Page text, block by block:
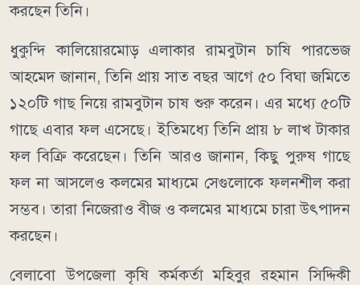
করছেন তিনি।
ধুকুন্দি কালিয়ােরমোড় এলাকার রামবুটান চাষি পারভেজ
আহমেদ জানান, তিনি প্রায় সাত বছর আগে ৫০ বিঘা জমিতে
১২০টি গাছ নিয়ে রামবুটান চাষ শুরু করেন। এর মধ্যে ৫০টি
গাছে এবার ফল এসেছে। ইতিমধ্যে তিনি প্রায় ৮ লাখ টাকার
ফল বিক্রি করেছেন। তিনি আরও জানান, কিছু পুরুষ গাছে
ফল না আসলেও কলমের মাধ্যমে সেগুলোকে ফলনশীল করা
সম্ভব। তারা নিজেরাও বীজ ও কলমের মাধ্যমে চারা উৎপাদন
করছেন।
বেলাবো উপজেলা কৃষি কর্মকর্তা মহিবুর রহমান সিদ্দিকী